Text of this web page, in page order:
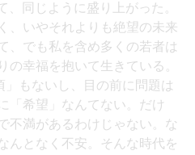
、同じように盛り上がった。
、いやそれよりも絶望の未来
、でも私を含め多くの若者は
の幸福を抱いて生きている。
もないし、目の前に問題は
「希望」なんてない。だけ
不満があるわけじゃない。な
んとなく不安。そんな時代を